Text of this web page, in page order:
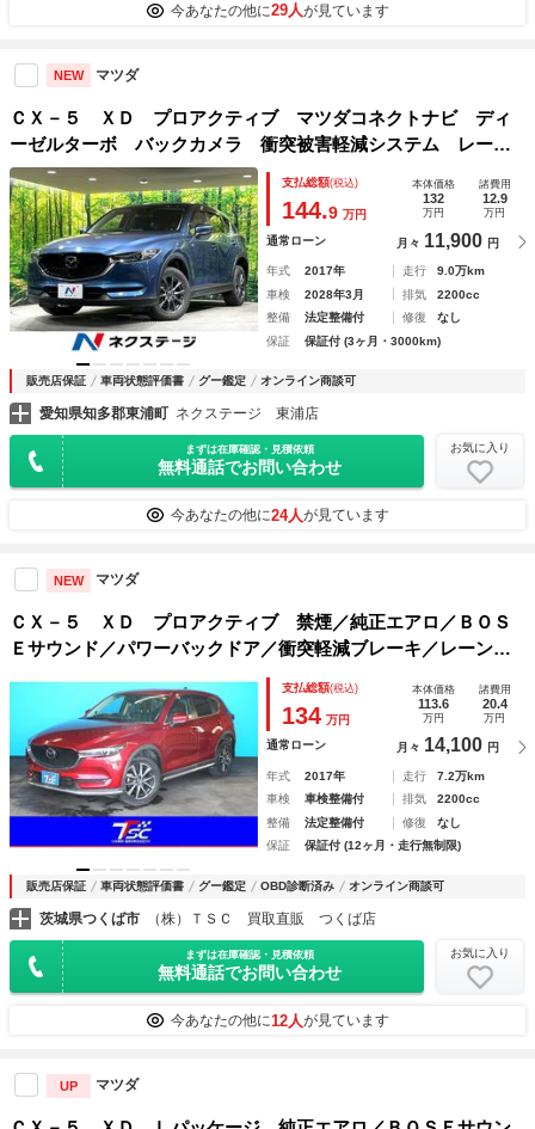
今あなたの他に29人が見ています
NEW マツダ
ＣＸ－５ ＸＤ プロアクティブ マツダコネクトナビ ディ
ーゼルターボ バックカメラ 衝突被害軽減システム レーダ
ークルーズ 禁煙車 シートヒーター コーナーセンサー ス
マートキー ＬＥＤヘッド ＥＴＣ オートハイビーム
支払総額(税込)
144.9 万円
本体価格
132
万円
諸費用
12.9
万円
通常ローン 月々 11,900 円
年式 2017年 走行
9.0万km
車検
2028年3月 排気
2200cc
整備
法定整備付 修復
なし
保証
保証付 (3ヶ月・3000km)
販売店保証 車両状態評価書 グー鑑定 オンライン商談可
愛知県知多郡東浦町 ネクステージ 東浦店
まずは在庫確認・見積依頼
無料通話でお問い合わせ
お気に入り
今あなたの他に24人が見ています
NEW マツダ
ＣＸ－５ ＸＤ プロアクティブ 禁煙／純正エアロ／ＢＯＳ
Ｅサウンド／パワーバックドア／衝突軽減ブレーキ／レーンキ
ープアシスト／クリアランスソナー／純正ＳＤナビ／バックカ
メラ／サイドカメラ／パワーシート／シートヒーター／ＥＴＣ
／ＢＳＭ
支払総額(税込)
134 万円
本体価格
113.6
万円
諸費用
20.4
万円
通常ローン 月々 14,100 円
年式 2017年 走行
7.2万km
車検
車検整備付 排気
2200cc
整備
法定整備付 修復
なし
保証
保証付 (12ヶ月・走行無制限)
販売店保証 車両状態評価書 グー鑑定 OBD診断済み オンライン商談可
茨城県つくば市 （株）ＴＳＣ 買取直販 つくば店
まずは在庫確認・見積依頼
無料通話でお問い合わせ
お気に入り
今あなたの他に12人が見ています
UP マツダ